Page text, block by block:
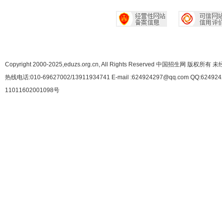
Copyright 2000-2025,eduzs.org.cn, All Rights Reserved 中国招生网 版权所有 未
热线电话:010-69627002/13911934741 E-mail :624924297@qq.com
11011602001098号